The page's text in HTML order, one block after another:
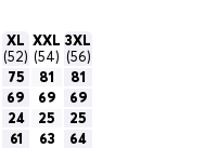
XL
(52)
XXL
(54)
3XL
(56)
75 81
81
69 69
69
24 25
25
61 63
64